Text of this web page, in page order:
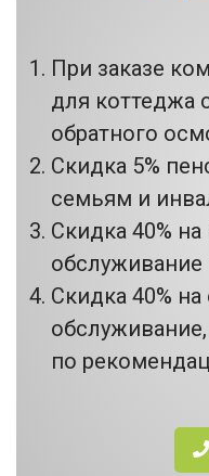
При заказе
для коттеджа
обратного
Скидка 5%
семьям и
Скидка 40%
обслуживание
Скидка 40%
по